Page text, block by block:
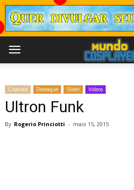
Criativos Destaque Slider Videos
Ultron Funk
By Rogerio Princiotti - maio 15, 2015